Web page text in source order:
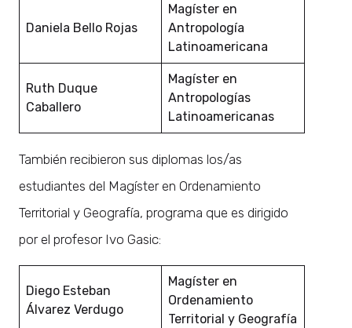
Daniela Bello Rojas
Magíster en
Antropología
Latinoamericana
Ruth Duque
Caballero
Magíster en
Antropologías
Latinoamericanas
También recibieron sus diplomas los/as
estudiantes del Magíster en Ordenamiento
Territorial y Geografía, programa que es dirigido
por el profesor Ivo Gasic:
Diego Esteban
Álvarez Verdugo
Magíster en
Ordenamiento
Territorial y Geografía